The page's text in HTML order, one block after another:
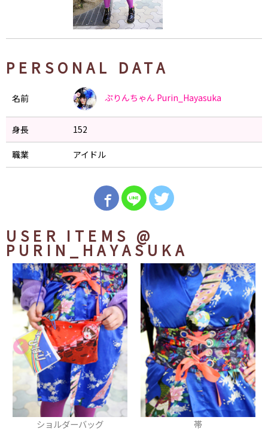
PERSONAL DATA
名前 ぷりんちゃん Purin_Hayasuka
身長 152
職業 アイドル
USER ITEMS @
PURIN_HAYASUKA
ショルダーバッグ 帯